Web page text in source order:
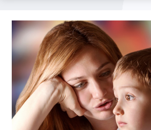
Il Mamma Day 2018 a La